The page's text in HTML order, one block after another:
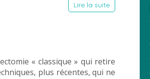
Lire la suite
« classique » qui retire
plus récentes, qui ne